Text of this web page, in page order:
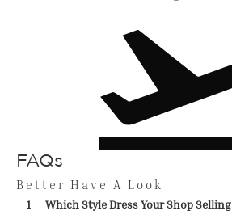
FAQs
Better Have A Look
1 Which Style Dress Your Shop Selling